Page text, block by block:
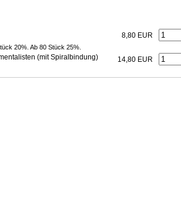
8,80 EUR
20%. Ab 80 Stück 25%.
(mit Spiralbindung) 14,80 EUR